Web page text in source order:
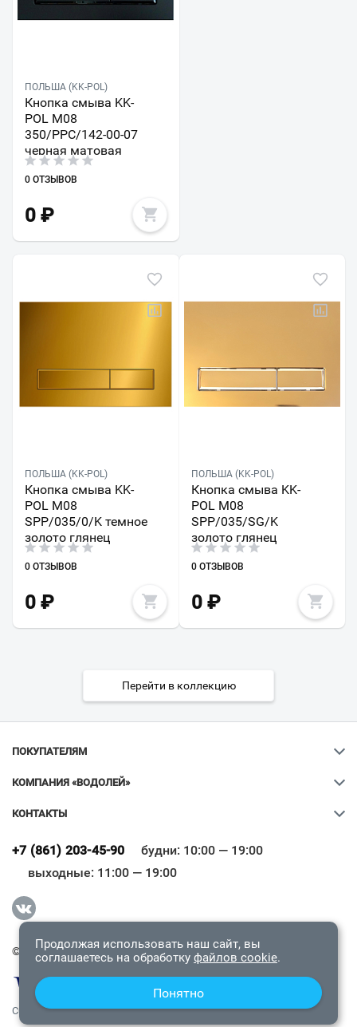
ПОЛЬША (KK-POL)
Кнопка смыва KK-
POL M08
350/PPC/142-00-07
черная матовая
0 ОТЗЫВОВ
0 ₽
ПОЛЬША (KK-POL)
Кнопка смыва KK-
POL M08
SPP/035/0/K темное
золото глянец
0 ОТЗЫВОВ
0 ₽
ПОЛЬША (KK-POL)
Кнопка смыва KK-
POL M08
SPP/035/SG/K
золото глянец
0 ОТЗЫВОВ
0₽
Перейти в коллекцию
ПОКУПАТЕЛЯМ
КОМПАНИЯ «ВОДОЛЕЙ»
КОНТАКТЫ
+7 (861) 203-45-90
будни: 10:00 — 19:00
выходные: 11:00 — 19:00
© 2009-2026 «Водолей Онлайн». Все права защищены.
СОГЛАШЕНИЕ О КОНФИДЕНЦИАЛЬНОСТИ
Всё верно
Продолжая использовать наш сайт, вы
соглашаетесь на обработку файлов cookie.
Понятно